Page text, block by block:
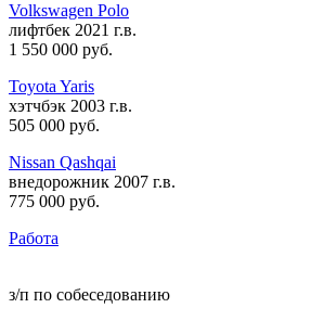
Volkswagen Polo
лифтбек 2021 г.в.
1 550 000 руб.
Toyota Yaris
хэтчбэк 2003 г.в.
505 000 руб.
Nissan Qashqai
внедорожник 2007 г.в.
775 000 руб.
Работа
з/п по собеседованию